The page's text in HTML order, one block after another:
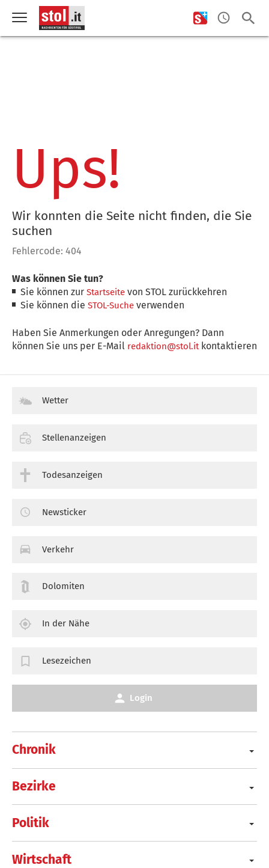
Ups!
Wir konnten die Seite nicht finden, die Sie
suchen
Fehlercode: 404
Was können Sie tun?
Sie können zurStartseite von STOL zurückkehren
Sie können dieSTOL-Suche verwenden
Haben Sie Anmerkungen oder Anregungen? Dann
können Sie uns per E-Mail redaktion@stol.itkontaktieren
Chronik
Bezirke
Politik
Wirtschaft
Wetter
Stellenanzeigen
Todesanzeigen
Newsticker
Verkehr
Dolomiten
In der Nähe
Lesezeichen
Login